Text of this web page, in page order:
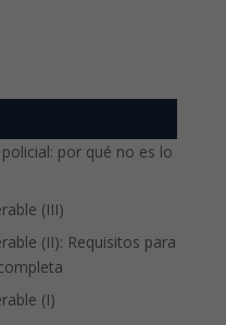
por qué no es lo
(III)
(II): Requisitos para
(I)